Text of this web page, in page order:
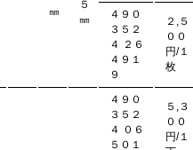
㎜
５
㎜
４９０
３５２
４ ２６
４９１
９
２,５
００
円/１
枚
４９０
３５２
４ ０６
５０１
５,３
００
円/１